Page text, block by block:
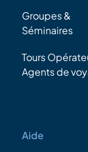
Groupes &
Séminaires
Tours
Agents de
Aide